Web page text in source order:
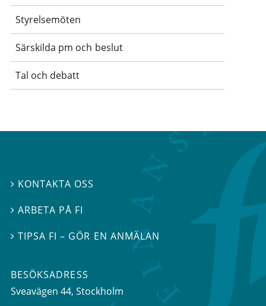
Styrelsemöten
Särskilda pm och beslut
Tal och debatt
 KONTAKTA OSS
 ARBETA PÅ FI
TIPSA FI – GÖR EN ANMÄLAN
BESÖKSADRESS
Sveavägen 44, Stockholm